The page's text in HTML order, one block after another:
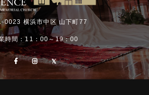
0023 横浜市中区 山下町77
時間：11：00～19：00